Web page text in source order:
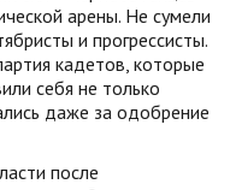
арены. Не сумели
и прогрессисты.
кадетов, которые
себя не только
даже за одобрение
после